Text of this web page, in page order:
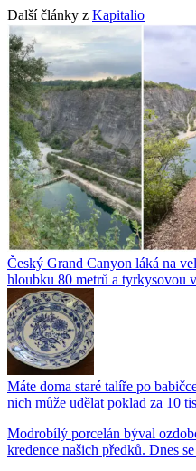
Další články z Kapitalio
Český Grand Canyon láká na
hloubku 80 metrů a tyrkysovou
Máte doma staré talíře po
nich může udělat poklad za 10
Modrobílý porcelán býval
kredence našich předků. Dnes